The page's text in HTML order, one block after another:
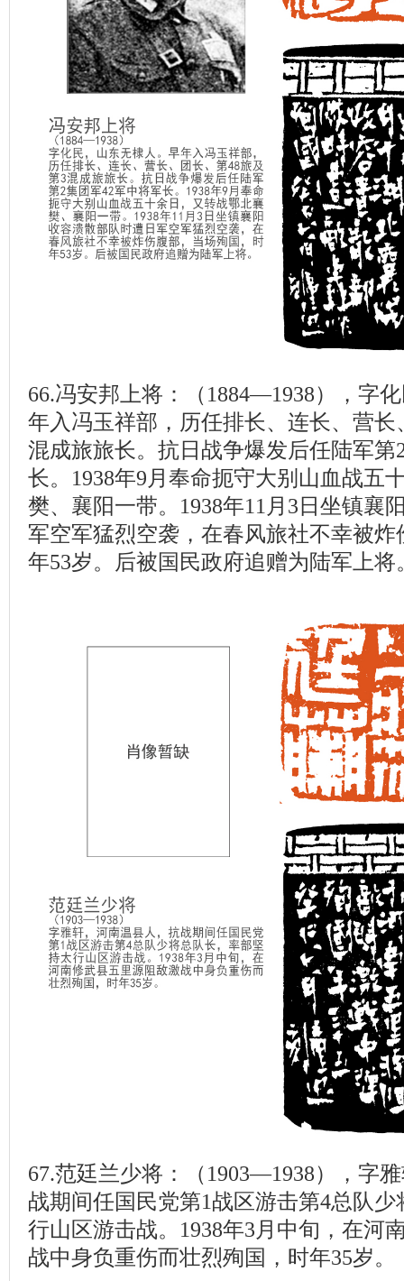
66.冯安邦上将：（1884—1938），字
年入冯玉祥部，历任排长、连长、营长
混成旅旅长。抗日战争爆发后任陆军第
长。1938年9月奉命扼守大别山血战五
樊、襄阳一带。1938年11月3日坐镇襄
军空军猛烈空袭，在春风旅社不幸被
年53岁。后被国民政府追赠为陆军上将
67.范廷兰少将：（1903—1938），字
战期间任国民党第1战区游击第4总队
行山区游击战。1938年3月中旬，在河
战中身负重伤而壮烈殉国，时年35岁。